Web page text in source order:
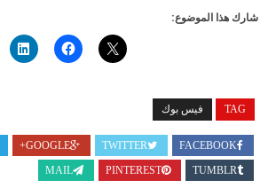
شارك هذا الموضوع:
TAG فيس بوك
FACEBOOK
TWITTER
GOOGLE+
TUMBLR
PINTEREST
MAIL